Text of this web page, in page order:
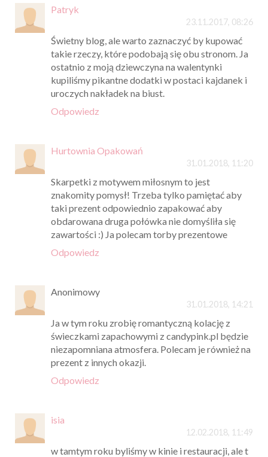
Patryk
23.11.2017, 08:26
Świetny blog, ale warto zaznaczyć by kupować
takie rzeczy, które podobają się obu stronom. Ja
ostatnio z moją dziewczyna na walentynki
kupiliśmy pikantne dodatki w postaci kajdanek i
uroczych nakładek na biust.
Odpowiedz
Hurtownia Opakowań
31.01.2018, 11:20
Skarpetki z motywem miłosnym to jest
znakomity pomysł! Trzeba tylko pamiętać aby
taki prezent odpowiednio zapakować aby
obdarowana druga połówka nie domyśliła się
zawartości :) Ja polecam torby prezentowe
Odpowiedz
Anonimowy
31.01.2018, 14:21
Ja w tym roku zrobię romantyczną kolację z
świeczkami zapachowymi z candypink.pl będzie
niezapomniana atmosfera. Polecam je również na
prezent z innych okazji.
Odpowiedz
isia
12.02.2018, 11:49
w tamtym roku byliśmy w kinie i restauracji, ale t